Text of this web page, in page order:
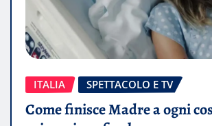
ITALIA SPETTACOLO E TV
Come finisce Madre a ogni